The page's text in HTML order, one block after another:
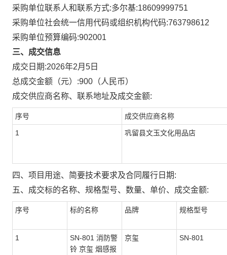
采购单位联系人和联系方式:多尔基:18609999751
采购单位社会统一信用代码或组织机构代码:763798612
采购单位预算编码:902001
三、成交信息
成交日期:2026年2月5日
总成交金额（元）:900 （人民币）
成交供应商名称、联系地址及成交金额:
序号 成交供应商名称
1 巩留县文玉文化用品店
四、项目用途、简要技术要求及合同履行日期:
五、成交标的名称、规格型号、数量、单价、成交金额:
序号 标的名称 品牌 规格型号
1
SN-801 消防警
铃 京玺 烟感报
京玺 SN-801